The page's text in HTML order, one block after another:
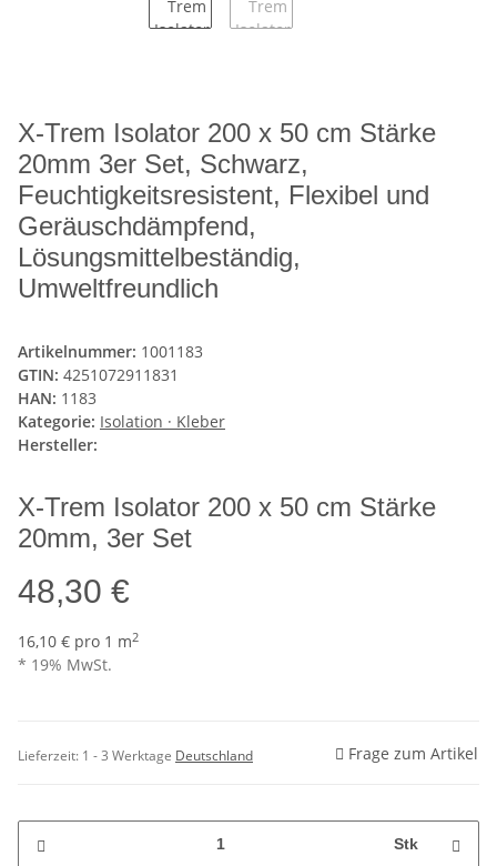
X-Trem Isolator 200 x 50 cm Stärke
20mm 3er Set, Schwarz,
Feuchtigkeitsresistent, Flexibel und
Geräuschdämpfend,
Lösungsmittelbeständig,
Umweltfreundlich
Artikelnummer: 1001183
GTIN: 4251072911831
HAN: 1183
Kategorie: Isolation · Kleber
Hersteller:
X-Trem Isolator 200 x 50 cm Stärke
20mm, 3er Set
48,30 €
16,10 € pro 1 m2
* 19% MwSt.
Lieferzeit: 1 - 3 Werktage Deutschland Frage zum Artikel
Stk